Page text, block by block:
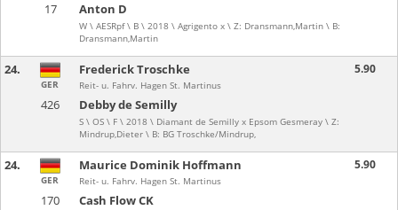
17 Anton D
W \ AESRpf \ B \ 2018 \ Agrigento x \ Z: Dransmann,Martin \ B:
Dransmann,Martin
24.
426 Debby de Semilly
S \ OS \ F \ 2018 \ Diamant de Semilly x Epsom Gesmeray \ Z:
Mindrup,Dieter \ B: BG Troschke/Mindrup,
GER
Frederick Troschke
Reit- u. Fahrv. Hagen St. Martinus
5.90
24.
170 Cash Flow CK
GER
Maurice Dominik Hoffmann
Reit- u. Fahrv. Hagen St. Martinus
5.90